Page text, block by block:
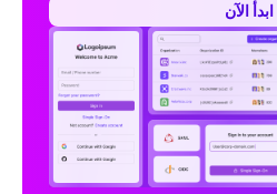
ابدأ الآن